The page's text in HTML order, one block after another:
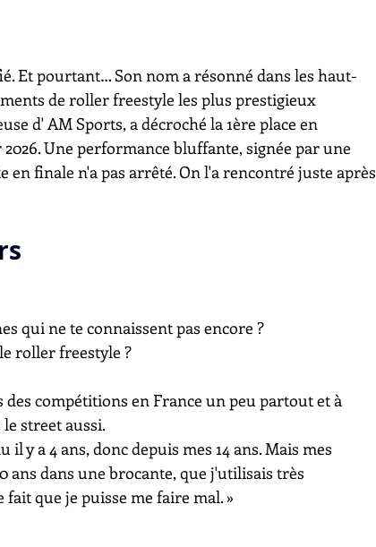
Et pourtant… Son nom a résonné dans les haut-
de roller freestyle les plus prestigieux
d' AM Sports, a décroché la 1ère place en
Une performance bluffante, signée par une
finale n'a pas arrêté. On l'a rencontré juste après
qui ne te connaissent pas encore ?
roller freestyle ?
des compétitions en France un peu partout et à
street aussi.
y a 4 ans, donc depuis mes 14 ans. Mais mes
ans dans une brocante, que j'utilisais très
que je puisse me faire mal. »